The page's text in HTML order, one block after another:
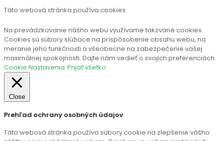
Táto webová stránka používa cookies
Na prevádzkovanie nášho webu využívame takzvané cookies.
Cookies sú súbory slúžiace na prispôsobenie obsahu webu, na
meranie jeho funkčnosti a všeobecne na zabezpečenie vašej
maximálnej spokojnosti. Dajte nám vedieť o svojich preferenciách.
Cookie Nastavenia Prijať všetko
Close
Prehľad ochrany osobných údajov
Táto webová stránka používa súbory cookie na zlepšenie vášho